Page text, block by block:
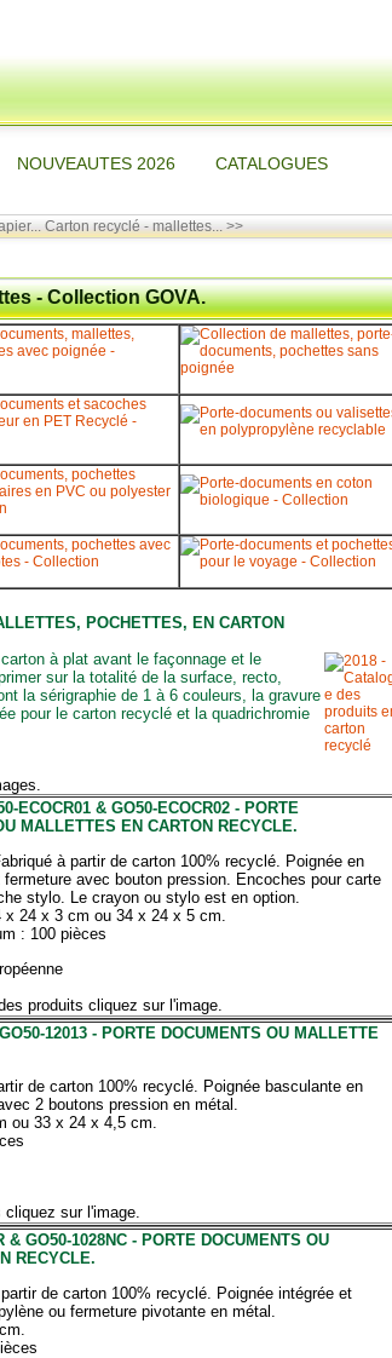
NOUVEAUTES 2026 CATALOGUES
Carton recyclé - mallettes... >>
- Collection GOVA.
POCHETTES, EN CARTON
à plat avant le façonnage et le
sur la totalité de la surface, recto,
la sérigraphie de 1 à 6 couleurs, la gravure
pour le carton recyclé et la quadrichromie
ECOCR01 & GO50-ECOCR02 - PORTE
MALLETTES EN CARTON RECYCLE.
à partir de carton 100% recyclé. Poignée en
avec bouton pression. Encoches pour carte
stylo. Le crayon ou stylo est en option.
x 24 x 3 cm ou 34 x 24 x 5 cm.
: 100 pièces
produits cliquez sur l'image.
12013 - PORTE DOCUMENTS OU MALLETTE
de carton 100% recyclé. Poignée basculante en
2 boutons pression en métal.
ou 33 x 24 x 4,5 cm.
sur l'image.
& GO50-1028NC - PORTE DOCUMENTS OU
RECYCLE.
de carton 100% recyclé. Poignée intégrée et
ou fermeture pivotante en métal.